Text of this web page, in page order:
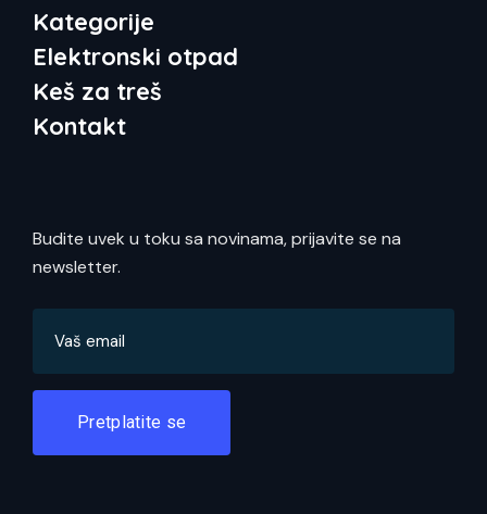
Kategorije
Elektronski otpad
Keš za treš
Kontakt
Budite uvek u toku sa novinama, prijavite se na
newsletter.
Pretplatite se